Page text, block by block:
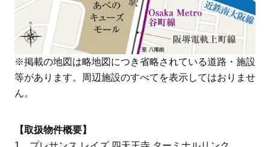
※掲載の地図は略地図につき省略されている道路・施設
等があります。周辺施設のすべてを表示してはおりませ
ん。
【取扱物件概要】